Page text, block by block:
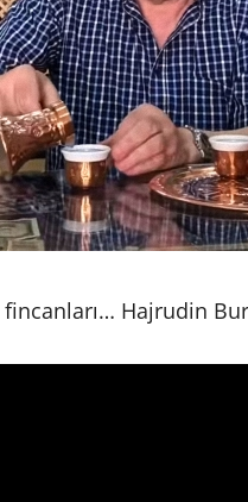
fincanları… Hajrudin